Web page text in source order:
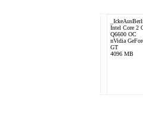
Intel Core 2
Q6600 OC
nVidia
GT
4096 MB